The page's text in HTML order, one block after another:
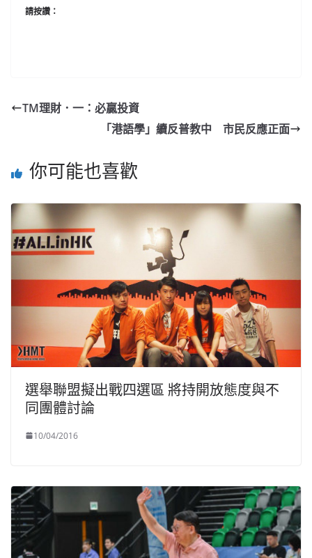
請按讚：
TM理財．一：必贏投資
「港語學」續反普教中 市民反應正面
你可能也喜歡
選舉聯盟擬出戰四選區 將持開放態度與不
同團體討論
10/04/2016